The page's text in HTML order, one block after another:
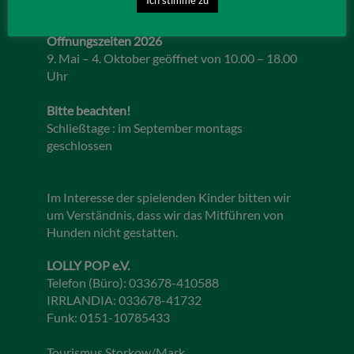
Öffnungszeiten 2026
9. Mai – 4. Oktober geöffnet von 10.00 – 18.00
Uhr
Bitte beachten!
Schließtage : im September montags
geschlossen
Im Interesse der spielenden Kinder bitten wir
um Verständnis, dass wir das Mitführen von
Hunden nicht gestatten.
LOLLY POP e.V.
Telefon (Büro): 033678-410588
IRRLANDIA: 033678-41732
Funk: 0151-10785433